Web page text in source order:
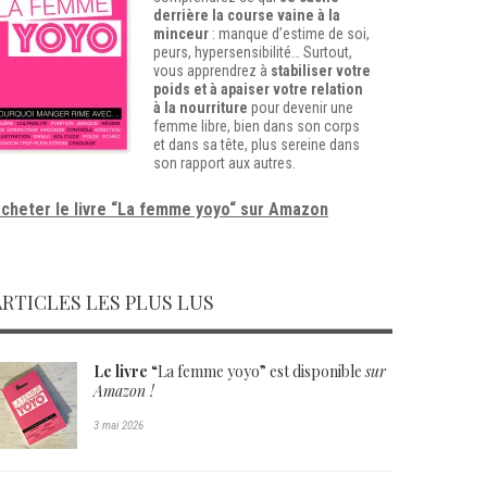
derrière la course vaine à la
minceur : manque d’estime de soi,
peurs, hypersensibilité…
Surtout,
vous apprendrez à stabiliser votre
poids et à apaiser votre relation
à la nourriture pour devenir une
femme libre, bien dans son corps
et dans sa tête, plus sereine dans
son rapport aux autres.
le livre “La femme yoyo“ sur Amazon
LES PLUS LUS
Le livre “La femme yoyo” est disponiblesur
Amazon !
3 mai 2026